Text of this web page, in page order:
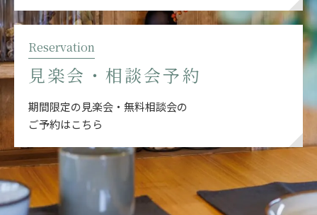
Reservation
見楽会・相談会予約
期間限定の見楽会・無料相談会の
ご予約はこちら